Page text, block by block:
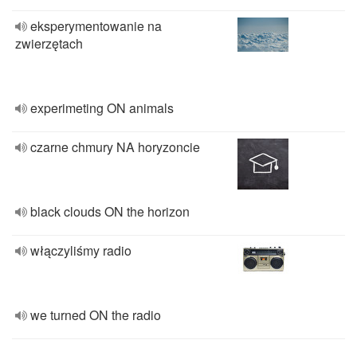
eksperymentowanie na
zwierzętach
experimeting ON animals
czarne chmury NA horyzoncie
black clouds ON the horizon
włączyliśmy radio
we turned ON the radio